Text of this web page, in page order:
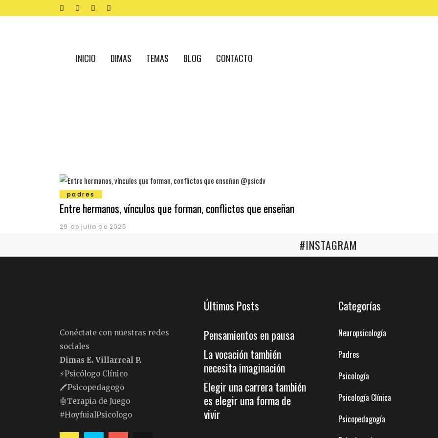
INICIO DIMAS TEMAS BLOG CONTACTO
padres
Entre hermanos, vínculos que forman, conflictos que enseñan
29 de julio de 2025
#INSTAGRAM
Conéctate con nuestras redes
sociales
Dimas E. Villarreal P.
⚡️Psicólogo Clínico
🖍Psicopedagogo
🤖Terapia de Juego
#HoyfuialPsicologo
Últimos Posts
Pensamientos en pausa
La vocación también
necesita imaginación
Elegir una carrera también
es elegir una forma de
vivir
Categorías
Neuropsicología
Padres
Psicología
Psicología Clínica
Psicopedagogía